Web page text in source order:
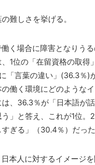
難しさを挙げる。
く場合に障害となりう
1位の「在留資格の取得
「言葉の違い」(36.3％)
働く環境にどのようなイ
は、36.3％が「日本語が
う」と答え、これが1位。
ぎる」（30.4％）だった
本人に対するイメージ